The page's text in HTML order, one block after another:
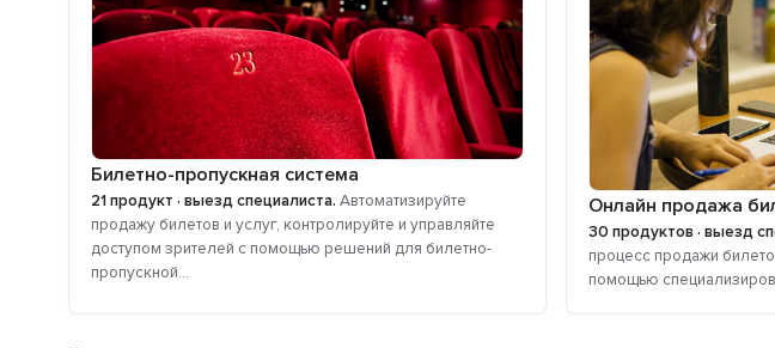
Билетно-пропускная система
21 продукт · выезд специалиста. Автоматизируйте
продажу билетов и услуг, контролируйте и управляйте
доступом зрителей с помощью решений для билетно-
пропускной...
Онлайн продажа
30 продуктов · выезд
процесс продажи
помощью